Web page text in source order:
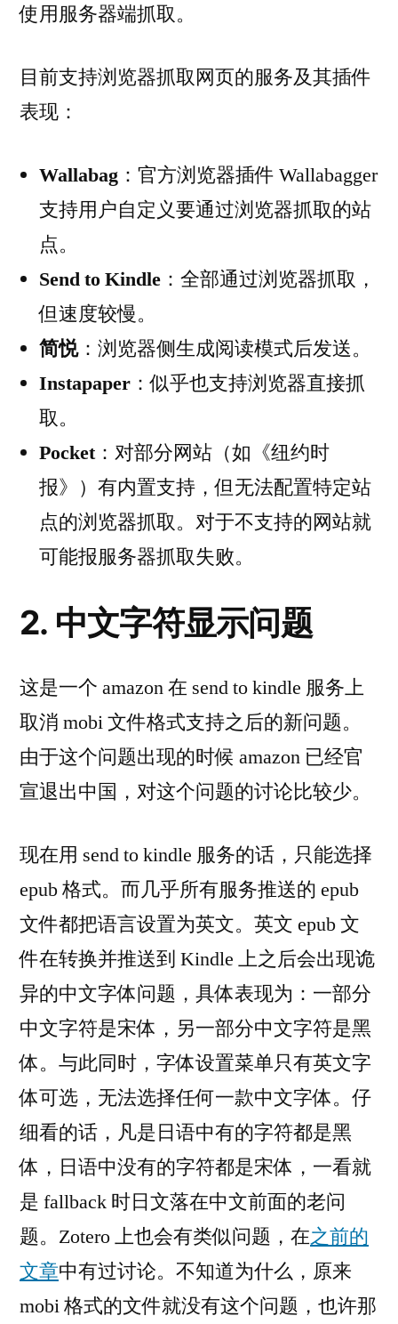
使用服务器端抓取。
目前支持浏览器抓取网页的服务及其插件
表现：
Wallabag ：官方浏览器插件 Wallabagger
支持用户自定义要通过浏览器抓取的站
点。
Send to Kindle ：全部通过浏览器抓取，
但速度较慢。
简悦：浏览器侧生成阅读模式后发送。
Instapaper ：似乎也支持浏览器直接抓
取。
Pocket：对部分网站（如《纽约时
报》）有内置支持，但无法配置特定站
点的浏览器抓取。对于不支持的网站就
可能报服务器抓取失败。
2. 中文字符显示问题
这是一个 amazon 在 send to kindle 服务上
取消 mobi 文件格式支持之后的新问题。
由于这个问题出现的时候 amazon 已经官
宣退出中国，对这个问题的讨论比较少。
现在用 send to kindle 服务的话，只能选择
epub 格式。而几乎所有服务推送的 epub
文件都把语言设置为英文。英文 epub 文
件在转换并推送到 Kindle 上之后会出现诡
异的中文字体问题，具体表现为：一部分
中文字符是宋体，另一部分中文字符是黑
体。与此同时，字体设置菜单只有英文字
体可选，无法选择任何一款中文字体。仔
细看的话，凡是日语中有的字符都是黑
体，日语中没有的字符都是宋体，一看就
是 fallback 时日文落在中文前面的老问
题。Zotero 上也会有类似问题，在之前的
文章中有过讨论。不知道为什么，原来
mobi 格式的文件就没有这个问题，也许那